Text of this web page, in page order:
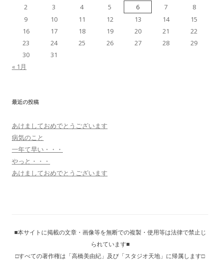
2
3 4 5 6 7
8
9
10 11 12 13 14
15
16
17 18 19 20 21
22
23
24 25 26 27 28
29
30
31
« 1月
最近の投稿
あけましておめでとうございます
病気のこと
一年て早い・・・
やっと・・・
あけましておめでとうございます
■本サイトに掲載の文章・画像等を無断での複製・使用等は法律で禁止じ
られています■
□すべての著作権は「高橋美由紀」及び「スタジオ天地」に帰属します□